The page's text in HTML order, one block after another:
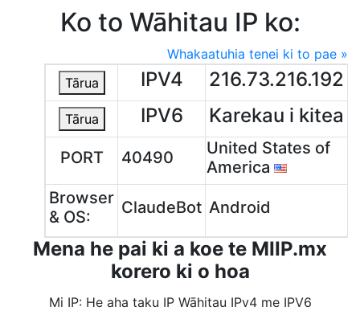
Ko to Wāhitau IP ko:
Whakaatuhia tenei ki to pae »
Tārua
IPV4 216.73.216.192
Tārua IPV6 Karekau i kitea
PORT 40490
United States of
America
Browser
& OS:
ClaudeBot Android
Mena he pai ki a koe te MIIP.mx
korero ki o hoa
Mi IP: He aha taku IP Wāhitau IPv4 me IPV6